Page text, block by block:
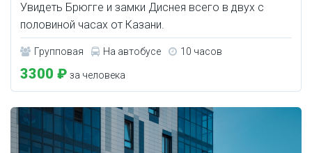
Увидеть Брюгге и замки Диснея всего в двух с
половиной часах от Казани.
Групповая На автобусе 10 часов
3300 ₽ за человека